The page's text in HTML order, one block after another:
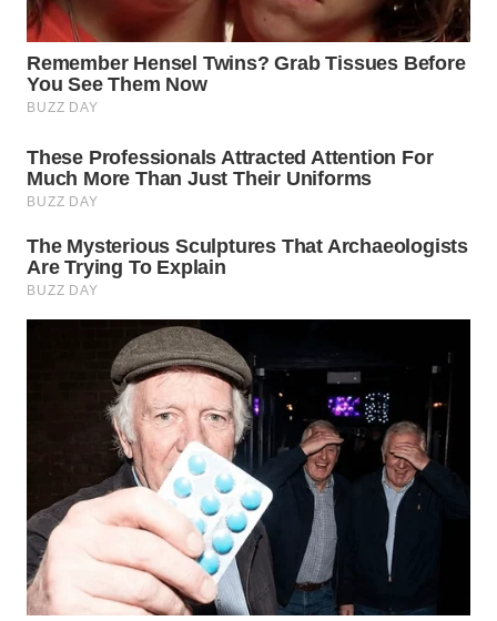
SELATAN
WN
TANJUNG
LESUNG
WN
KARO
WN
SIMALUNGUN
LABUHANBATU
TENGAH
WN DELI
SERDANG
WN